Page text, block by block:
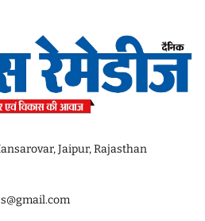
Jaipur, Rajasthan